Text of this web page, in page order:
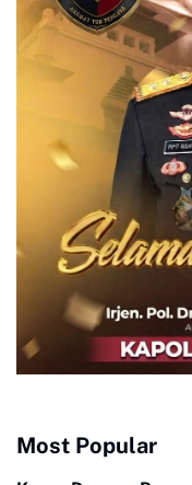
Most Popular